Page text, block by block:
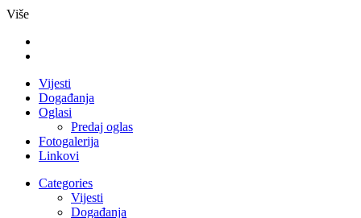
Više
Vijesti
Događanja
Oglasi
Predaj oglas
Fotogalerija
Linkovi
Categories
Vijesti
Događanja